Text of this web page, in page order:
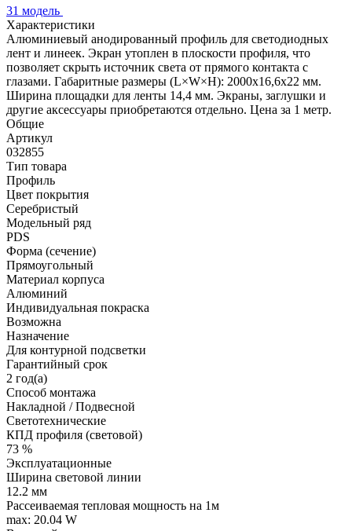
31 модель
Характеристики
Алюминиевый анодированный профиль для светодиодных
лент и линеек. Экран утоплен в плоскости профиля, что
позволяет скрыть источник света от прямого контакта с
глазами. Габаритные размеры (L×W×H): 2000x16,6x22 мм.
Ширина площадки для ленты 14,4 мм. Экраны, заглушки и
другие аксессуары приобретаются отдельно. Цена за 1 метр.
Общие
Артикул
032855
Тип товара
Профиль
Цвет покрытия
Серебристый
Модельный ряд
PDS
Форма (сечение)
Прямоугольный
Материал корпуса
Алюминий
Индивидуальная покраска
Возможна
Назначение
Для контурной подсветки
Гарантийный срок
2 год(а)
Способ монтажа
Накладной / Подвесной
Светотехнические
КПД профиля (cветовой)
73 %
Эксплуатационные
Ширина световой линии
12.2 мм
Рассеиваемая тепловая мощность на 1м
max: 20.04 W